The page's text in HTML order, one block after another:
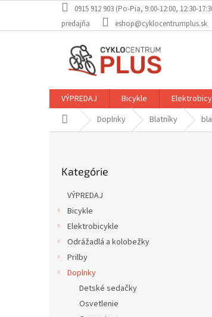
obsah
0915 912 903 (Po-Pia, 9:00-12:00, 12:30-
predajňa
eshop@cyklocentrumplus.sk
VÝPREDAJ Bicykle
DomovDoplnky Blatníky
kategórie
Kategórie
VÝPREDAJ
Bicykle
Elektrobicykle
Odrážadlá a kolobežky
Prilby
Doplnky
Detské sedačky
Osvetlenie